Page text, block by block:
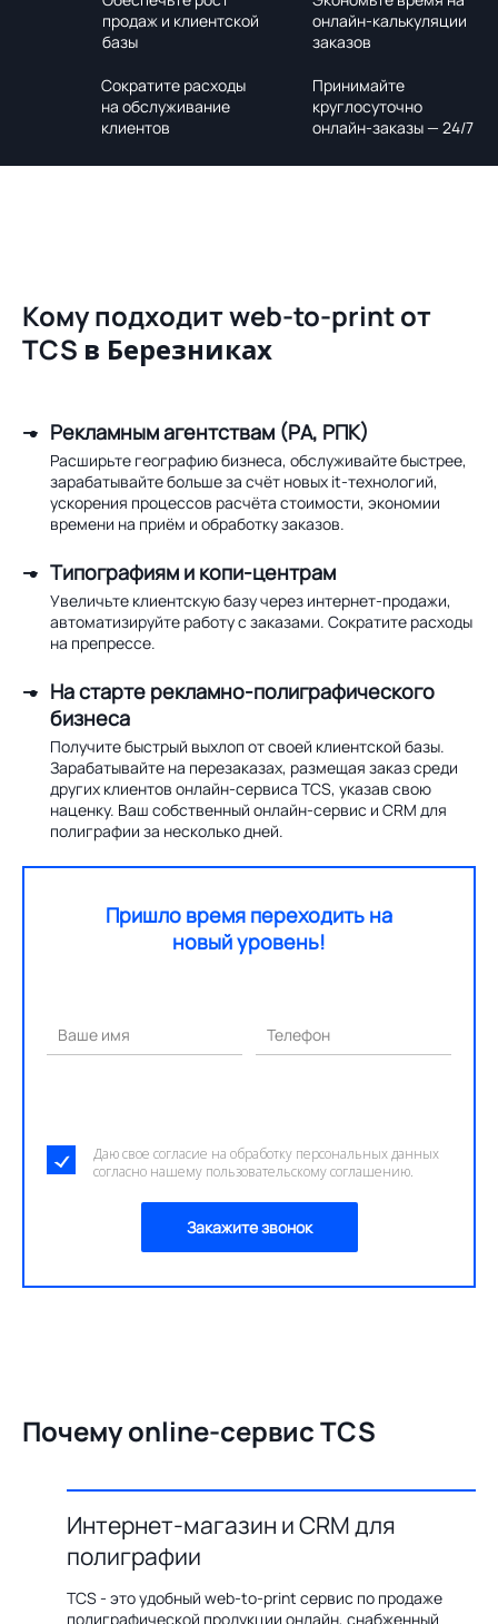
продаж и клиентской
базы
онлайн-калькуляции
заказов
Сократите расходы
на обслуживание
клиентов
Принимайте
круглосуточно
онлайн-заказы — 24/7
Кому подходит web-to-print от
TCS в Березниках
Рекламным агентствам (РА, РПК)
Расширьте географию бизнеса, обслуживайте быстрее,
зарабатывайте больше за счёт новых it-технологий,
ускорения процессов расчёта стоимости, экономии
времени на приём и обработку заказов.
Типографиям и копи-центрам
Увеличьте клиентскую базу через интернет-продажи,
автоматизируйте работу с заказами. Сократите расходы
на препрессе.
На старте рекламно-полиграфического
бизнеса
Получите быстрый выхлоп от своей клиентской базы.
Зарабатывайте на перезаказах, размещая заказ среди
других клиентов онлайн-сервиса TCS, указав свою
наценку. Ваш собственный онлайн-сервис и CRM для
полиграфии за несколько дней.
Пришло время переходить на
новый уровень!
Ваше имя Телефон
Даю свое согласие на обработку персональных данных
согласно нашему пользовательскому соглашению.
Закажите звонок
Почему online-сервис TCS
Интернет-магазин и CRM для
полиграфии
TCS - это удобный web-to-print сервис по продаже
полиграфической продукции онлайн, снабженный